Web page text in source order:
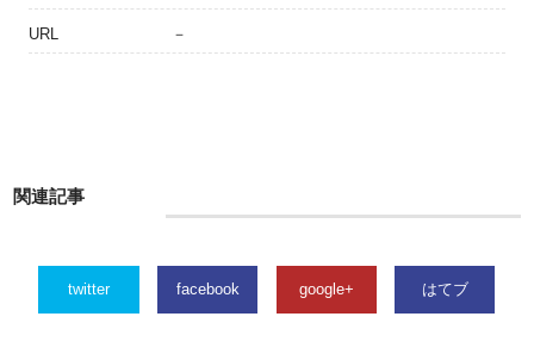
URL －
関連記事
twitter facebook google+ はてブ